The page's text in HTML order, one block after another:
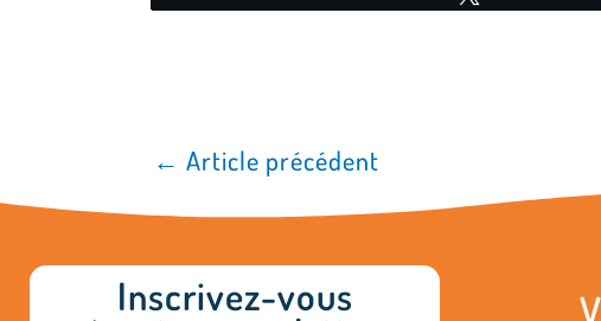
← Article précédent
Inscrivez-vous